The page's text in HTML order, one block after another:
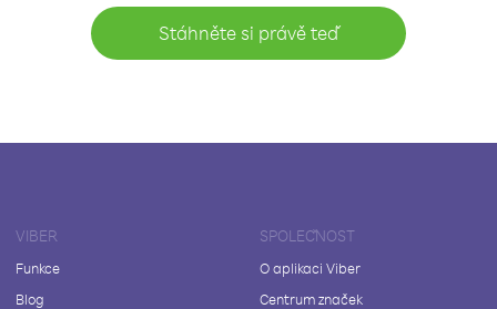
Stáhněte si právě teď
VIBER
Funkce
Blog
SPOLEČNOST
O aplikaci Viber
Centrum značek